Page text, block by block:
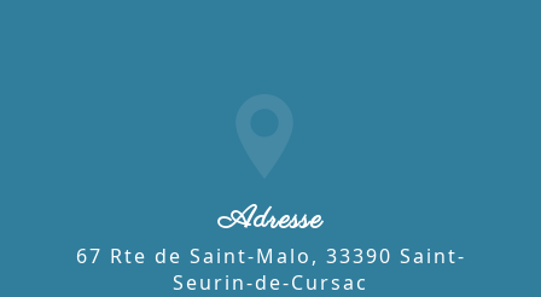
Adresse
67 Rte de Saint-Malo, 33390 Saint-
Seurin-de-Cursac